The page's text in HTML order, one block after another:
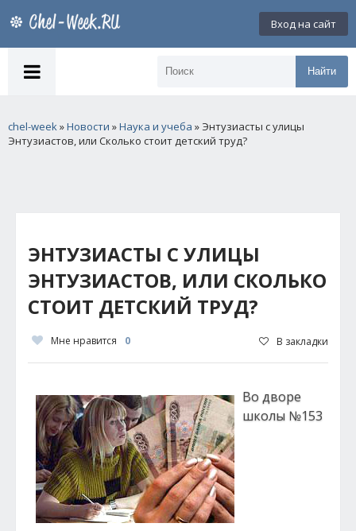
Вход на сайт
Найти
chel-week»Новости »Наука и учеба » Энтузиасты с улицы
Энтузиастов, или Сколько стоит детский труд?
ЭНТУЗИАСТЫ С УЛИЦЫ
ЭНТУЗИАСТОВ, ИЛИ СКОЛЬКО
СТОИТ ДЕТСКИЙ ТРУД?
Мне нравится 0 В закладки
Во дворе
школы №153